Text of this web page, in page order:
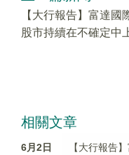
【大行報告】富達國
股市持續在不確定中
相關文章
6月2日 【大行報告